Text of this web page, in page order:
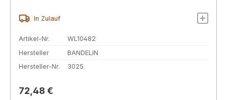
In Zulauf
Artikel-Nr.
WL10482
Hersteller
BANDELIN
Hersteller-Nr.
3025
Regulärer Preis:
72,48 €